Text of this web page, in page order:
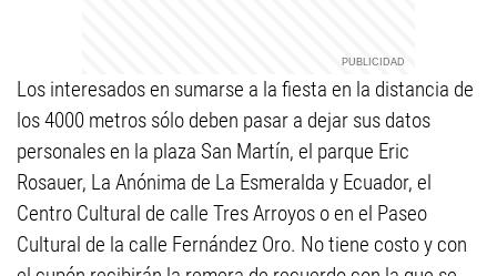
Los interesados en sumarse a la fiesta en la distancia de
los 4000 metros sólo deben pasar a dejar sus datos
personales en la plaza San Martín, el parque Eric
Rosauer, La Anónima de La Esmeralda y Ecuador, el
Centro Cultural de calle Tres Arroyos o en el Paseo
Cultural de la calle Fernández Oro. No tiene costo y con